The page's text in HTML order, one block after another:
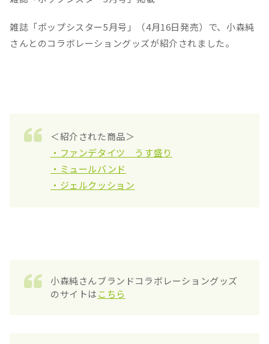
雑誌「ポップシスター5月号」（4月16日発売）で、小森純
さんとのコラボレーショングッズが紹介されました。
＜紹介された商品＞
・ファンデタイツ うす盛り
・ミュールバンド
・ジェルクッション
小森純さんブランドコラボレーショングッズ
のサイトはこちら